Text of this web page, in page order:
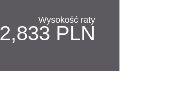
Wysokość raty
2,833 PLN